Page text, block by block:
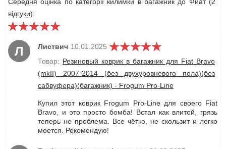
відгуки):
Л Листвич 10.01.2025
Товар: Резиновый коврик в багажник для Fiat Bravo
(mkII) 2007-2014 (без двухуровневого пола)(без
сабвуфера)(багажник) - Frogum Pro-Line
Купил этот коврик Frogum Pro-Line для своего Fiat
Bravo, и это просто бомба! Встал как влитой, грязь
теперь не проблема. Все чётко, не скользит и легко
моется. Рекомендую!